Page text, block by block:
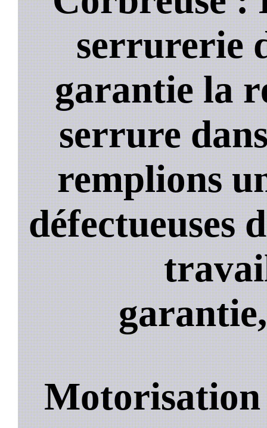
serrurerie
garantie la
serrure
remplions
défectueuses
garantie,
Motorisation